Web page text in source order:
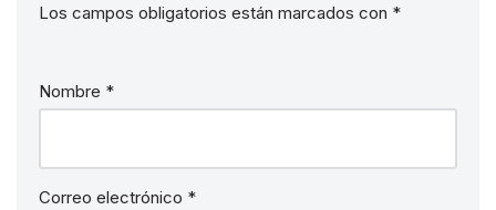
Los campos obligatorios están marcados con *
Nombre *
Correo electrónico *